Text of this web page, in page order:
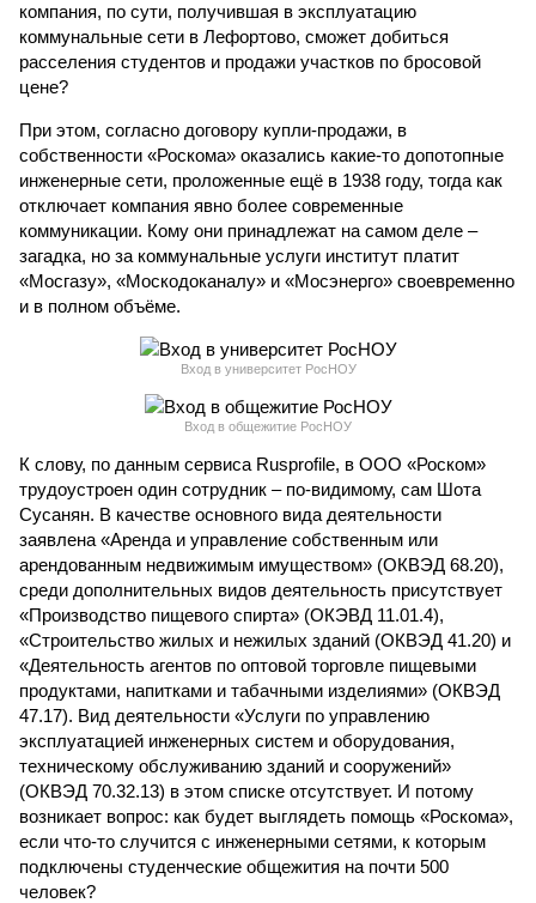
компания, по сути, получившая в эксплуатацию
коммунальные сети в Лефортово, сможет добиться
расселения студентов и продажи участков по бросовой
цене?
При этом, согласно договору купли-продажи, в
собственности «Роскома» оказались какие-то допотопные
инженерные сети, проложенные ещё в 1938 году, тогда как
отключает компания явно более современные
коммуникации. Кому они принадлежат на самом деле –
загадка, но за коммунальные услуги институт платит
«Мосгазу», «Москодоканалу» и «Мосэнерго» своевременно
и в полном объёме.
Вход в университет РосНОУ
Вход в общежитие РосНОУ
К слову, по данным сервиса Rusprofile, в ООО «Роском»
трудоустроен один сотрудник – по-видимому, сам Шота
Сусанян. В качестве основного вида деятельности
заявлена «Аренда и управление собственным или
арендованным недвижимым имуществом» (ОКВЭД 68.20),
среди дополнительных видов деятельность присутствует
«Производство пищевого спирта» (ОКЭВД 11.01.4),
«Строительство жилых и нежилых зданий (ОКВЭД 41.20) и
«Деятельность агентов по оптовой торговле пищевыми
продуктами, напитками и табачными изделиями» (ОКВЭД
47.17). Вид деятельности «Услуги по управлению
эксплуатацией инженерных систем и оборудования,
техническому обслуживанию зданий и сооружений»
(ОКВЭД 70.32.13) в этом списке отсутствует. И потому
возникает вопрос: как будет выглядеть помощь «Роскома»,
если что-то случится с инженерными сетями, к которым
подключены студенческие общежития на почти 500
человек?